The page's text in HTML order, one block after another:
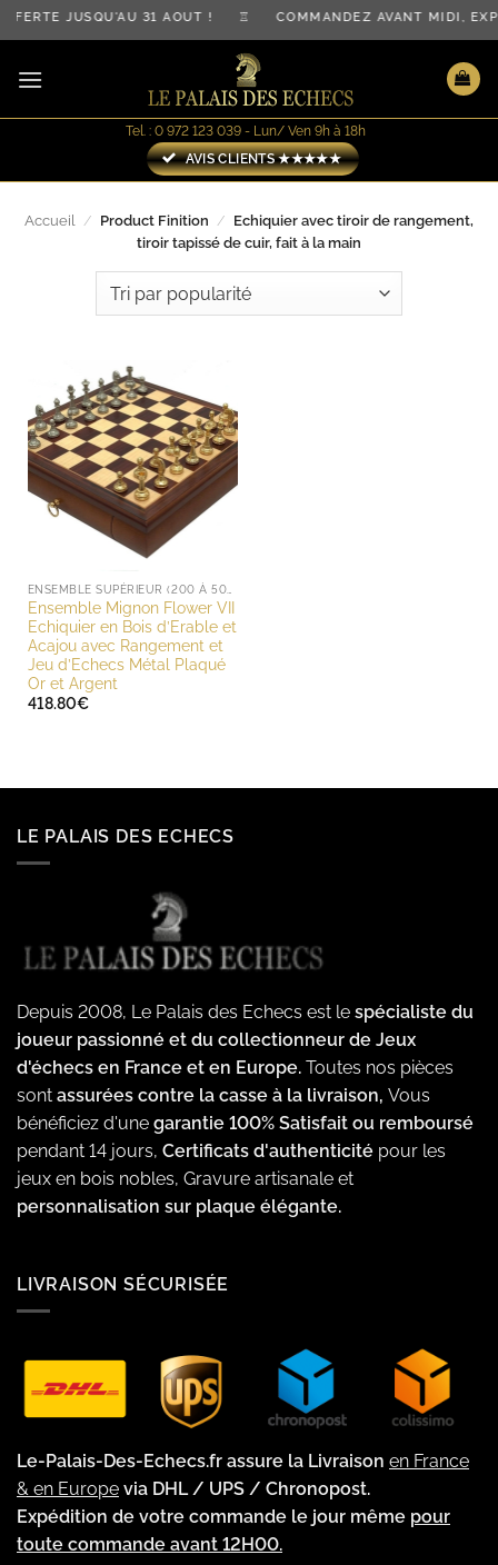
Passer
au
contenu
JUSQU'AU 31 AOÛT ! ♖ COMMANDEZ AVANT MIDI,
Tel. : 0 972 123 039 - Lun/ Ven 9h à 18h
AVIS CLIENTS ★★★★★
Accueil / Product Finition / Echiquier avec tiroir de rangement,
tiroir tapissé de cuir, fait à la main
Ensemble Mignon Flower VII
Echiquier en Bois d’Erable et
Acajou avec Rangement et
Jeu d’Echecs Métal Plaqué
Or et Argent
418.80€
LE PALAIS DES ECHECS
Depuis 2008, Le Palais des Echecs est le spécialiste du
joueur passionné et du collectionneur de Jeux
d'échecs en France et en Europe. Toutes nos pièces
sont assurées contre la casse à la livraison, Vous
bénéficiez d'une garantie 100% Satisfait ou remboursé
pendant 14 jours, Certificats d'authenticité pour les
jeux en bois nobles, Gravure artisanale et
personnalisation sur plaque élégante.
LIVRAISON SÉCURISÉE
Le-Palais-Des-Echecs.fr assure la Livraison en France
& en Europe via DHL / UPS / Chronopost.
Expédition de votre commande le jour même pour
toute commande avant 12H00.